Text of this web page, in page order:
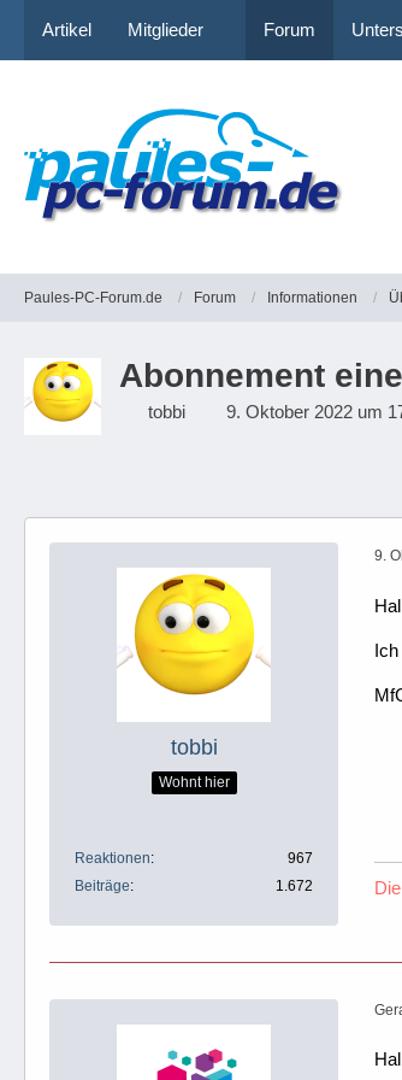
Artikel Mitglieder Forum
Paules-PC-Forum.de Forum Informationen
Abonnement
tobbi 9. Oktober 2022 um
tobbi
Wohnt hier
Reaktionen
967
Beiträge
1.672
9.